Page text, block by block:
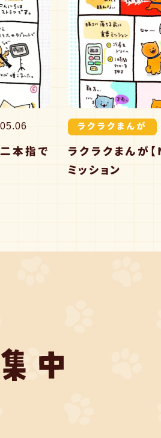
本指で
ラクラクまんが
ラクラクまんが
ミッション